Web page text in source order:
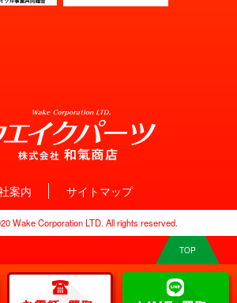
TOP
案内 サイトマップ
Wake Corporation LTD. All rights reserved.